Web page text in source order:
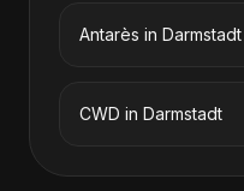
Antarès in Darmstadt
CWD in Darmstadt